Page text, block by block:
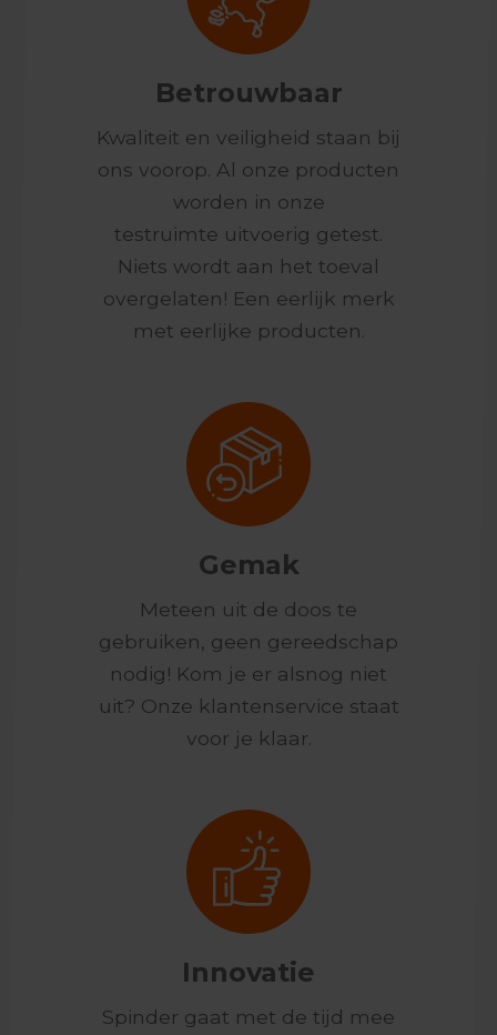
Betrouwbaar
Kwaliteit en veiligheid staan bij
ons voorop. Al onze producten
worden in onze
testruimte uitvoerig getest.
Niets wordt aan het toeval
overgelaten! Een eerlijk merk
met eerlijke producten.
Gemak
Meteen uit de doos te
gebruiken, geen gereedschap
nodig! Kom je er alsnog niet
uit? Onze klantenservice staat
voor je klaar.
Innovatie
Spinder gaat met de tijd mee